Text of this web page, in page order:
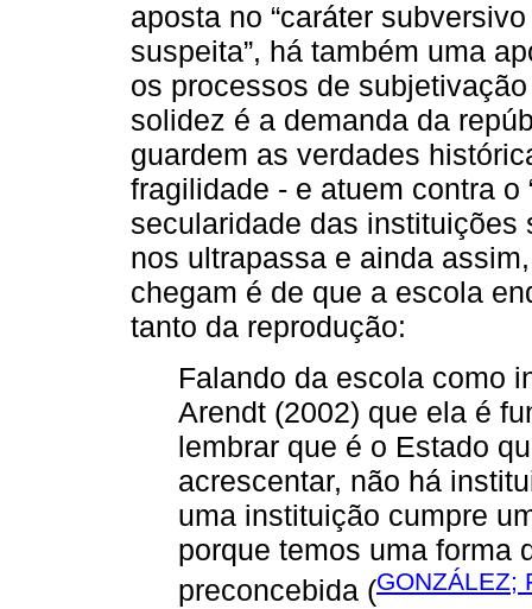
aposta no “caráter
suspeita”, há também uma
os processos de
solidez é a demanda da
guardem as verdades
fragilidade - e atuem contra o
secularidade das
nos ultrapassa e ainda
chegam é de que a escola
tanto da reprodução:
Falando da escola como
Arendt (2002) que ela é
lembrar que é o Estado
acrescentar, não há
uma instituição cumpre
porque temos uma forma
preconcebida (GONZÁLEZ;